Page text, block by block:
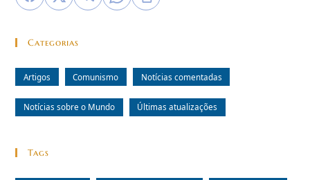
Categorias
Artigos Comunismo Notícias comentadas
Notícias sobre o Mundo Últimas atualizações
Tags